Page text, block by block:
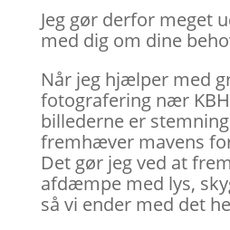
Jeg gør derfor meget
med dig om dine
Når jeg hjælper med
fotografering nær
billederne er
fremhæver mavens
Det gør jeg ved at
afdæmpe med lys,
så vi ender med det